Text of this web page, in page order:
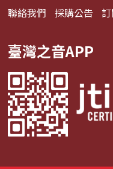
聯絡我們 採購公告
臺灣之音APP